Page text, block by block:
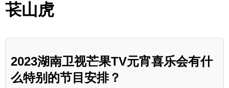
苌山虎
2023湖南卫视芒果TV元宵喜乐会有什
么特别的节目安排？